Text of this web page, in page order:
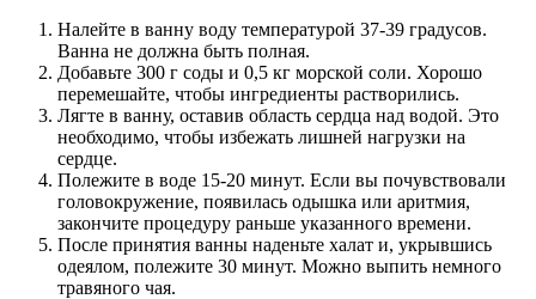
Налейте в ванну воду температурой 37-39 градусов.
Ванна не должна быть полная.
Добавьте 300 г соды и 0,5 кг морской соли. Хорошо
перемешайте, чтобы ингредиенты растворились.
Лягте в ванну, оставив область сердца над водой. Это
необходимо, чтобы избежать лишней нагрузки на
сердце.
Полежите в воде 15-20 минут. Если вы почувствовали
головокружение, появилась одышка или аритмия,
закончите процедуру раньше указанного времени.
После принятия ванны наденьте халат и, укрывшись
одеялом, полежите 30 минут. Можно выпить немного
травяного чая.